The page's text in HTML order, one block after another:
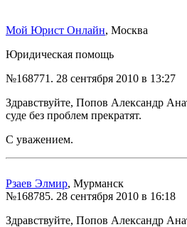
Мой Юрист Онлайн, Москва
Юридическая помощь
№168771. 28 сентября 2010 в 13:27
Здравствуйте, Попов Александр
суде без проблем прекратят.
С уважением.
Рзаев Элмир, Мурманск
№168785. 28 сентября 2010 в 16:18
Здравствуйте, Попов Александр